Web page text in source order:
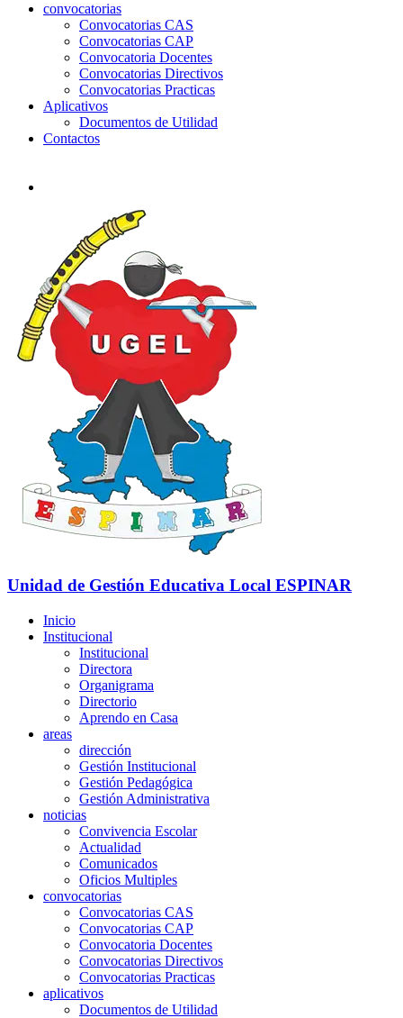
convocatorias
Convocatorias CAS
Convocatorias CAP
Convocatoria Docentes
Convocatorias Directivos
Convocatorias Practicas
Aplicativos
Documentos de Utilidad
Contactos
Unidad de Gestión Educativa Local ESPINAR
Inicio
Institucional
Institucional
Directora
Organigrama
Directorio
Aprendo en Casa
areas
dirección
Gestión Institucional
Gestión Pedagógica
Gestión Administrativa
noticias
Convivencia Escolar
Actualidad
Comunicados
Oficios Multiples
convocatorias
Convocatorias CAS
Convocatorias CAP
Convocatoria Docentes
Convocatorias Directivos
Convocatorias Practicas
aplicativos
Documentos de Utilidad